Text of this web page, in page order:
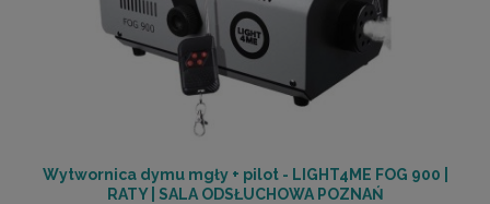
Wytwornica dymu mgły + pilot - LIGHT4ME FOG 900 |
RATY | SALA ODSŁUCHOWA POZNAŃ